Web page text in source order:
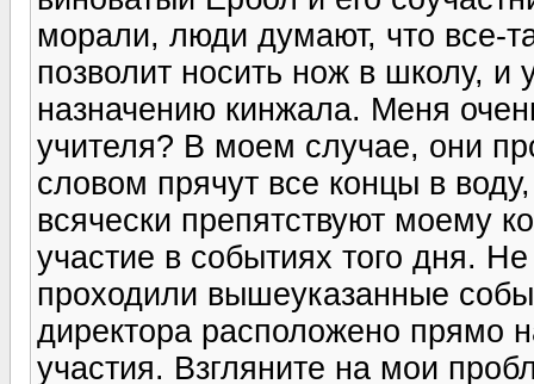
морали, люди думают, что все-
позволит носить нож в школу, и
назначению кинжала. Меня
учителя? В моем случае, они
словом прячут все концы в
всячески препятствуют моему
участие в событиях того дня.
проходили вышеуказанные
директора расположено прямо
участия. Взгляните на мои